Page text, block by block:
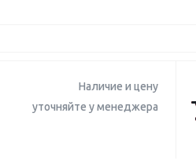
Наличие и цену
уточняйте у менеджера